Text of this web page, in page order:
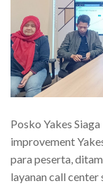
Posko Yakes
improvement
para peserta,
layanan call